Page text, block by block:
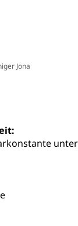
Jona
Krankenkasse